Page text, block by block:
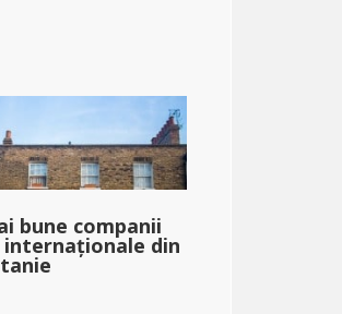
bune companii
din